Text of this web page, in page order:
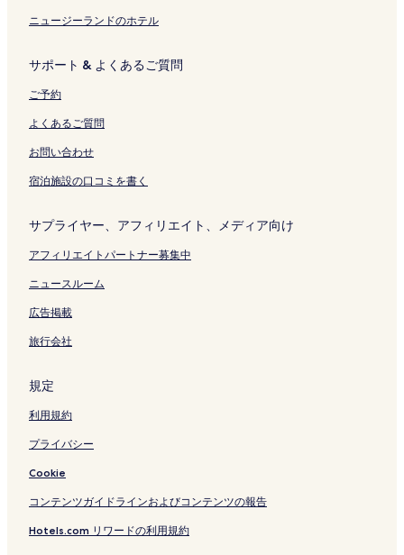
a
t
h
e
Y
h
k
m
o
u
n
t
i
r
n
g
e
の
ー
を
開
く
ン
ン
く
ク
ニュージーランドのホテル
サポート & よくあるご質問
ご予約
よくあるご質問
お問い合わせ
宿泊施設の口コミを書く
サプライヤー、アフィリエイト、メディア向け
アフィリエイトパートナー募集中
ニュースルーム
広告掲載
旅行会社
規定
利用規約
プライバシー
Cookie
コンテンツガイドラインおよびコンテンツの報告
Hotels.com リワードの利用規約